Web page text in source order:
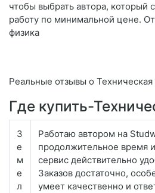
чтобы выбрать автора, который
работу по минимальной цене.
физика
Реальные отзывы о Техническая
Где купить-
З
е
м
е
л
Работаю автором на
продолжительное время и
сервис действительно
Заказов достаточно,
умеет качественно и